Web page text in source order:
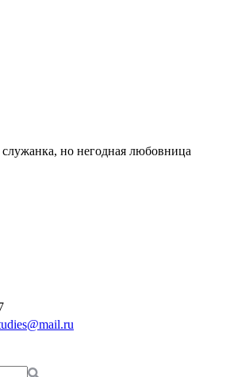
но негодная любовница